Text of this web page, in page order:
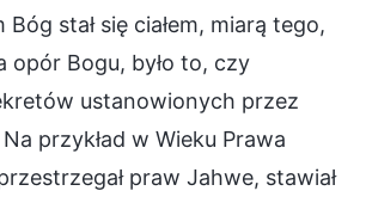
stał się ciałem, miarą tego,
opór Bogu, było to, czy
ustanowionych przez
przykład w Wieku Prawa
praw Jahwe, stawiał